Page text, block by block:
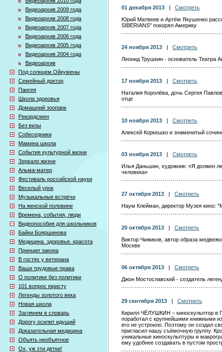
Видеоархив 2009 года
Видеоархив 2008 года
Видеоархив 2007 года
Видеоархив 2006 года
Видеоархив 2005 года
Видеоархив 2004 года
Видеоархив
Под солнцем Ойкумены
Семейный доктор
Пангея
Школа здоровья
Домашний зоопарк
Рекордсмен
Без визы
Собеседники
Мамина школа
События культурной жизни
Зеркало жизни
Альма-матер
Фестиваль российской науки
Веселый урок
Музыкальные встречи
На женской половине
Времена, события, люди
Видеопособия для школьников
Байки Бояршинова
Медицина. здоровье. красота
Принцип закона
В гостях у ветерана
Ваши трудовые права
О политике без политики
101 вопрос юристу
Легенды золотого века
Новая школа
Заглянем в словарь
Дорогу осилит идущий
Доказательная медицина
Объять необъятное
Ох, уж эти детки!
01 декабря 2013
Смотреть
Юрий Матвеев и Артём Якушенко
SIBERIANS" покорял Америку
24 ноября 2013
Смотреть
Леонид Трушкин - основатель Театра
17 ноября 2013
Смотреть
Наталия Королёва, дочь Сергея
отце
10 ноября 2013
Смотреть
Алексей Коркешко и знаменитый
03 ноября 2013
Смотреть
Илья Даньшин, художник: «Я должен
человека»
27 октября 2013
Смотреть
Наум Клейман, директор Музея кино:
20 октября 2013
Смотреть
Виктор Чижиков, автор образа
Москве
06 октября 2013
Смотреть
Джон Мостославский - создатель
29 сентября 2013
Смотреть
Кирилл ЧЁЛУШКИН – киноскульптор в
поработал с крупнейшими книжными
его не устроило. Поэтому он создал
пригласил нашу съёмочную группу.
уникальные киноскульптуры и
ему удобнее создавать в пустом